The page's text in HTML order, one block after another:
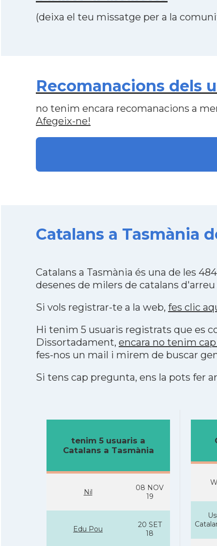
(deixa el teu missatge per a la
Recomanacions dels
no tenim encara recomanacions a
Afegeix-ne!
Catalans a Tasmània
Catalans a Tasmània és una de les
desenes de milers de catalans
Si vols registrar-te a la web, fes clic
Hi tenim 5 usuaris registrats que es
Dissortadament, encara no tenim
fes-nos un mail i mirem de buscar
Si tens cap pregunta, ens la pots fer
tenim 5 usuaris a
Catalans a Tasmània
Nil
08 NOV
19
Edu Pou
20 SET
18